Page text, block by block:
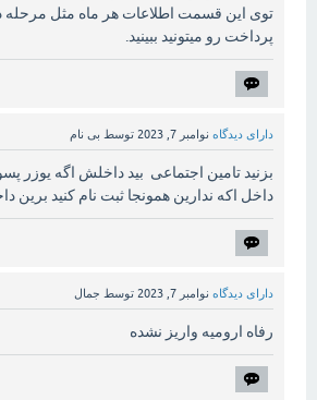
توی این قسمت اطلاعات هر ماه مثل
پرداخت رو میتونید ببینید.
دارای دیدگاه نوامبر 7, 2023 توسط بی نام
بزنید تامین اجتماعی بید داخلش اگه یوزر
داخل اکه ندارین همونجا ثبت نام کنید برین
دارای دیدگاه نوامبر 7, 2023 توسط جمال
رفاه ارومیه واریز نشده